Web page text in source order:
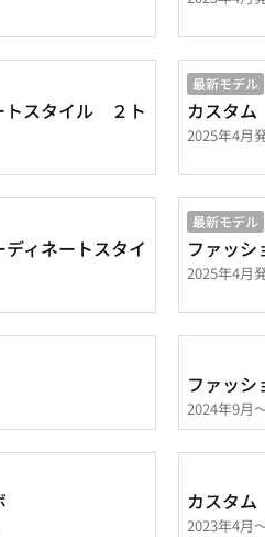
スタイル ２ト
最新モデル
カスタ
2025年4月
ィネートスタイ
最新モデル
ファッ
2025年4月
ファッシ
2024年9月
カスタ
2023年4月